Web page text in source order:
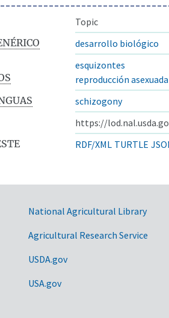
Topic
desarrollo biológico
esquizontes
reproducción asexuada
schizogony
https://
RDF/XML TURTLE
National Agricultural Library
Agricultural Research Service
USDA.gov
USA.gov